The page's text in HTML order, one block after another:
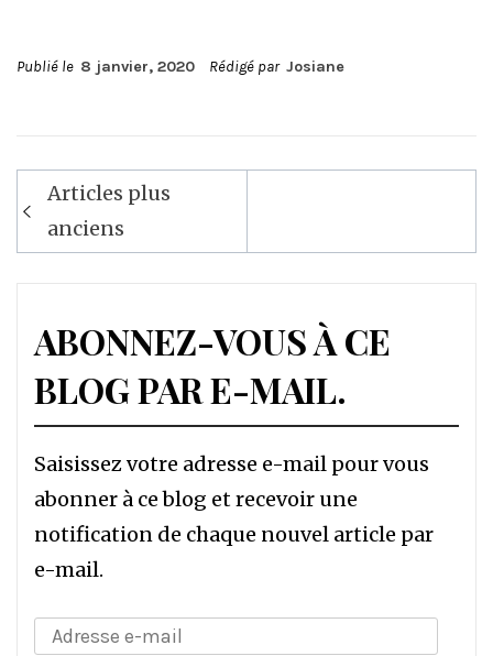
Publié le 8 janvier, 2020 Rédigé par Josiane
Navigation
des
articles
Articles plus
anciens
ABONNEZ-VOUS À CE
BLOG PAR E-MAIL.
Saisissez votre adresse e-mail pour vous
abonner à ce blog et recevoir une
notification de chaque nouvel article par
e-mail.
Adresse